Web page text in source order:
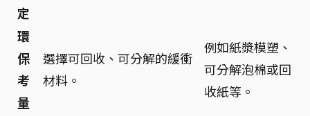
定
環
保
考
量
選擇可回收、可分解的緩衝
材料。
例如紙漿模塑、
可分解泡棉或回
收紙等。